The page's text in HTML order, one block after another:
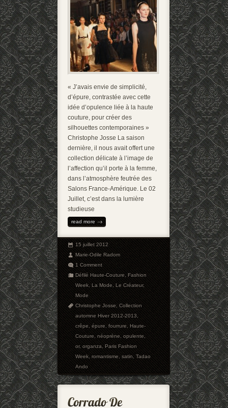
« J’avais envie de simplicité,
d’épure, contrastée avec cette
idée d’opulence liée à la haute
couture, pour créer des
silhouettes contemporaines »
Christophe Josse La saison
dernière, il nous avait offert une
collection délicate à l’image de
l’affection qu’il porte à la femme,
dans l’atmosphère feutrée des
Salons France-Amérique. Le 02
Juillet, c’est dans la lumière
studieuse
read more
15 juillet 2012
Marie-Odile Radom
1 Comment
Défilé Haute-Couture,Fashion
Week,La Mode,Le Créateur,
Mode
Christophe Josse,Collection
automne Hiver 2012-2013,
crêpe,épure,fourrure,Haute-
Couture,néoprène,opulente,
or,organza,Paris Fashion
Week,romantisme,satin,Tadao
Ando